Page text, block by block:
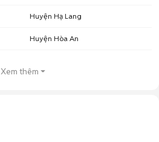
Huyện Hạ Lang
Huyện Hòa An
Xem thêm